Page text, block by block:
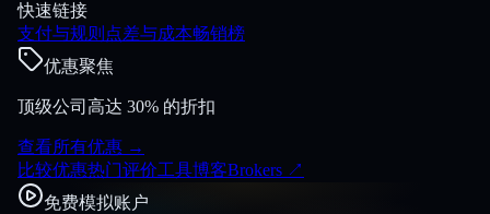
快速链接
支付与规则 点差与成本畅销榜
优惠聚焦
顶级公司高达 30% 的折扣
查看所有优惠 →
比较优惠热门评价工具博客Brokers ↗
免费模拟账户